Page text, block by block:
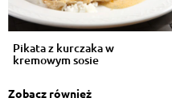
Pikata z kurczaka w
kremowym sosie
Zobacz również